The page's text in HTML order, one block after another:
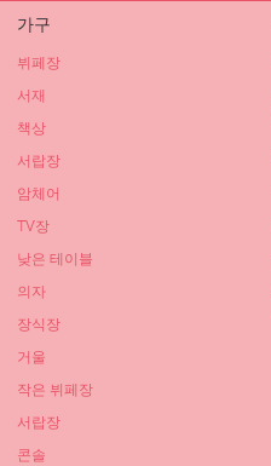
가구
뷔페장
서재
책상
서랍장
암체어
TV장
낮은 테이블
의자
장식장
거울
작은 뷔페장
서랍장
콘솔